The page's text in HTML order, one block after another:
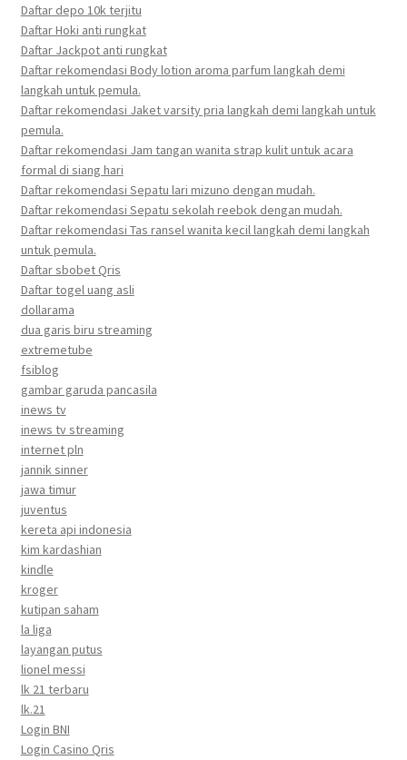
Daftar depo 10k terjitu
Daftar Hoki anti rungkat
Daftar Jackpot anti rungkat
Daftar rekomendasi Body lotion aroma parfum langkah demi
langkah untuk pemula.
Daftar rekomendasi Jaket varsity pria langkah demi langkah untuk
pemula.
Daftar rekomendasi Jam tangan wanita strap kulit untuk acara
formal di siang hari
Daftar rekomendasi Sepatu lari mizuno dengan mudah.
Daftar rekomendasi Sepatu sekolah reebok dengan mudah.
Daftar rekomendasi Tas ransel wanita kecil langkah demi langkah
untuk pemula.
Daftar sbobet Qris
Daftar togel uang asli
dollarama
dua garis biru streaming
extremetube
fsiblog
gambar garuda pancasila
inews tv
inews tv streaming
internet pln
jannik sinner
jawa timur
juventus
kereta api indonesia
kim kardashian
kindle
kroger
kutipan saham
la liga
layangan putus
lionel messi
lk 21 terbaru
lk.21
Login BNI
Login Casino Qris